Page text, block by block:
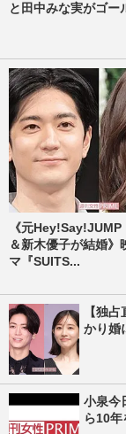
と田中みな実がゴー
《元Hey!Say!JUMP
＆新木優子が結婚》
マ『SUITS...
【独
かり婚
小泉今
ら10